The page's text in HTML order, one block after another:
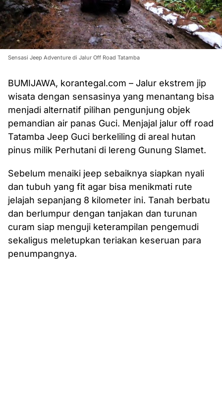
Sensasi Jeep Adventure di Jalur Off Road Tatamba
BUMIJAWA, korantegal.com – Jalur ekstrem jip
wisata dengan sensasinya yang menantang bisa
menjadi alternatif pilihan pengunjung objek
pemandian air panas Guci. Menjajal jalur off road
Tatamba Jeep Guci berkeliling di areal hutan
pinus milik Perhutani di lereng Gunung Slamet.
Sebelum menaiki jeep sebaiknya siapkan nyali
dan tubuh yang fit agar bisa menikmati rute
jelajah sepanjang 8 kilometer ini. Tanah berbatu
dan berlumpur dengan tanjakan dan turunan
curam siap menguji keterampilan pengemudi
sekaligus meletupkan teriakan keseruan para
penumpangnya.